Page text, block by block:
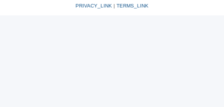
PRIVACY_LINK | TERMS_LINK